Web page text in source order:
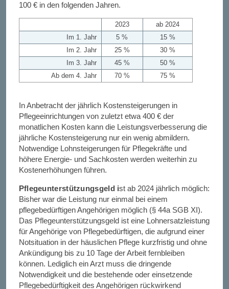
100 € in den folgenden Jahren.
2023
ab 2024
Im 1. Jahr
5 %
15 %
Im 2. Jahr
25 %
30 %
Im 3. Jahr
45 %
50 %
Ab dem 4. Jahr
70 % 75 %
In Anbetracht der jährlich Kostensteigerungen in
Pflegeeinrichtungen von zuletzt etwa 400 € der
monatlichen Kosten kann die Leistungsverbesserung die
jährliche Kostensteigerung nur ein wenig abmildern.
Notwendige Lohnsteigerungen für Pflegekräfte und
höhere Energie- und Sachkosten werden weiterhin zu
Kostenerhöhungen führen.
Pflegeunterstützungsgeld ist ab 2024 jährlich möglich:
Bisher war die Leistung nur einmal bei einem
pflegebedürftigen Angehörigen möglich (§ 44a SGB XI).
Das Pflegeunterstützungsgeld ist eine Lohnersatzleistung
für Angehörige von Pflegebedürftigen, die aufgrund einer
Notsituation in der häuslichen Pflege kurzfristig und ohne
Ankündigung bis zu 10 Tage der Arbeit fernbleiben
können. Lediglich ein Arzt muss die dringende
Notwendigkeit und die bestehende oder einsetzende
Pflegebedürftigkeit des Angehörigen rückwirkend